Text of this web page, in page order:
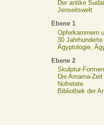
Der antike
Jenseitswelt
Ebene 1
Opferkammern
30
Ägyptologie,
Ebene 2
Skulptur-Formen
Die Amarna-Zeit
Nofretete
Bibliothek der